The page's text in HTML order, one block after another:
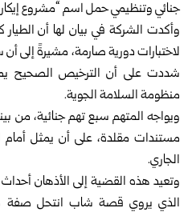
جنائي وتنظيمي حمل اسم “مشروع
وأكدت الشركة في بيان لها أن
لاختبارات دورية صارمة، مشيرةً إلى
شددت على أن الترخيص الصحيح
منظومة السلامة الجوية.
ويواجه المتهم سبع تهم جنائية، من
الجاري.
الذي يروي قصة شاب انتحل صفة